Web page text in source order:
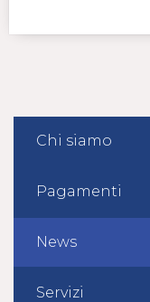
Chi siamo
Pagamenti
News
Servizi